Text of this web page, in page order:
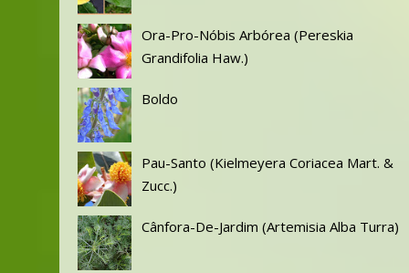
Ora-Pro-Nóbis Arbórea (Pereskia
Grandifolia Haw.)
Boldo
Pau-Santo (Kielmeyera Coriacea Mart. &
Zucc.)
Cânfora-De-Jardim (Artemisia Alba Turra)